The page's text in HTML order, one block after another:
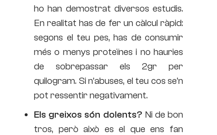
ho han demostrat diversos estudis.
En realitat has de fer un càlcul ràpid:
segons el teu pes, has de consumir
més o menys proteïnes i no hauries
de sobrepassar els 2gr per
quilogram. Si n’abuses, el teu cos se’n
pot ressentir negativament.
Els greixos són dolents? Ni de bon
tros, però això es el que ens fan